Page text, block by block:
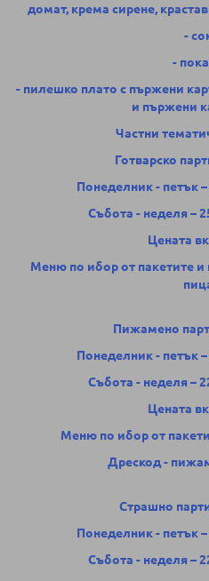
домат, крема сирене,
-
-
- пилешко плато с пържени
и пържени
Частни
Готварско
Понеделник - петък
Събота - неделя –
Цената
Меню по ибор от пакетите и
Пижамено
Понеделник - петък
Събота - неделя –
Цената
Меню по ибор от
Дрескод -
Страшно
Понеделник - петък
Събота - неделя –